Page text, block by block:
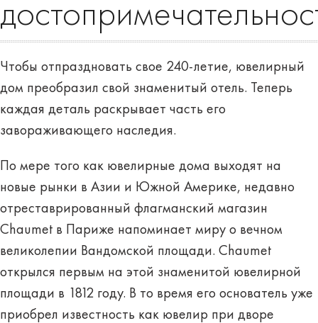
Чтобы отпраздновать свое 240-летие, ювелирный
дом преобразил свой знаменитый отель. Теперь
каждая деталь раскрывает часть его
завораживающего наследия.
По мере того как ювелирные дома выходят на
новые рынки в Азии и Южной Америке, недавно
отреставрированный флагманский магазин
Chaumet в Париже напоминает миру о вечном
великолепии Вандомской площади. Chaumet
открылся первым на этой знаменитой ювелирной
площади в 1812 году. В то время его основатель уже
приобрел известность как ювелир при дворе